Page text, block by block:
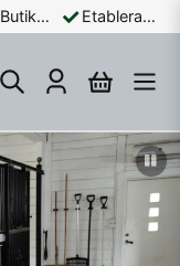
Butik och Online Etablerad Sedan 1965